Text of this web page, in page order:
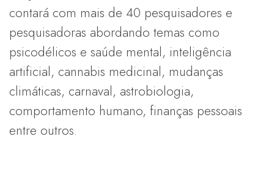
contará com mais de 40 pesquisadores e
pesquisadoras abordando temas como
psicodélicos e saúde mental, inteligência
artificial, cannabis medicinal, mudanças
climáticas, carnaval, astrobiologia,
comportamento humano, finanças pessoais
entre outros.